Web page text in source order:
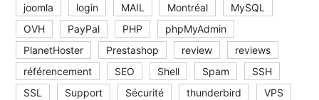
joomla
login MAIL Montréal
MySQL
OVH
PayPal PHP
phpMyAdmin
PlanetHoster
Prestashop review
reviews
référencement
SEO Shell Spam
SSH
SSL
Support Sécurité thunderbird
VPS